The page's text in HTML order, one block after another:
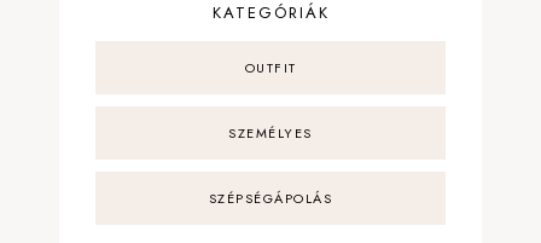
KATEGÓRIÁK
OUTFIT
SZEMÉLYES
SZÉPSÉGÁPOLÁS